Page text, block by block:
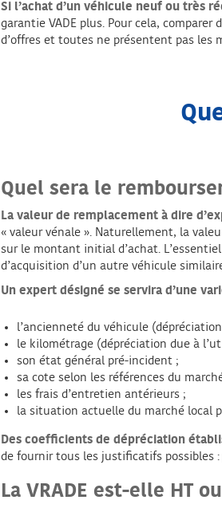
Si l’achat d’un véhicule neuf ou très
garantie VADE plus. Pour cela,
d’offres et toutes ne présentent pas les
Quel sera le
La valeur de remplacement à dire
« valeur vénale ». Naturellement, la
sur le montant initial d’achat.
d’acquisition d’un autre véhicule
Un expert désigné se servira d’une
l’ancienneté du véhicule
le kilométrage (dépréciation due à
son état général pré-incident ;
sa cote selon les références du
les frais d’entretien antérieurs ;
la situation actuelle du marché local
Des coefficients de dépréciation
de fournir tous les justificatifs possibles
La VRADE est-elle HT ou